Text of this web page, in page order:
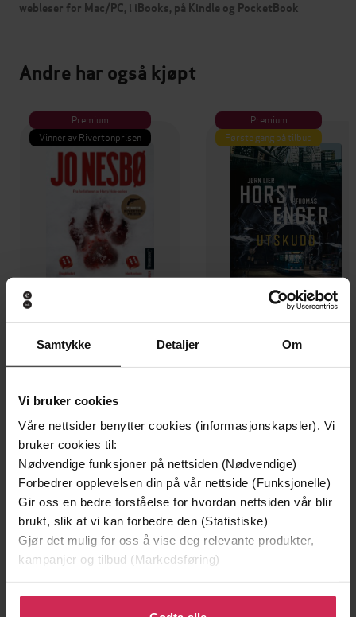
Samtykke Detaljer Om
Vi bruker cookies
Våre nettsider benytter cookies (informasjonskapsler). Vi
bruker cookies til:
Nødvendige funksjoner på nettsiden (Nødvendige)
Forbedrer opplevelsen din på vår nettside (Funksjonelle)
Gir oss en bedre forståelse for hvordan nettsiden vår blir
brukt, slik at vi kan forbedre den (Statistiske)
Gjør det mulig for oss å vise deg relevante produkter,
kampanjer og tilbud (Markedsføring)
Klikk på «Godta alle» for å gi oss ditt samtykke til å
webleser for Mac/PC, i iBooks, på Kindle og PocketBook
Andre har også kjøpt
Premium
Vinner av Rivertonprisen
Jo Nesbø
EBOK
Premium
Første gang på tilbud
EBOK
Undertittel tragedien, spillet og hemmelighetene som
kunne ha veltet en oljenasjon
Forfattere Tommas Torgersen Skretting